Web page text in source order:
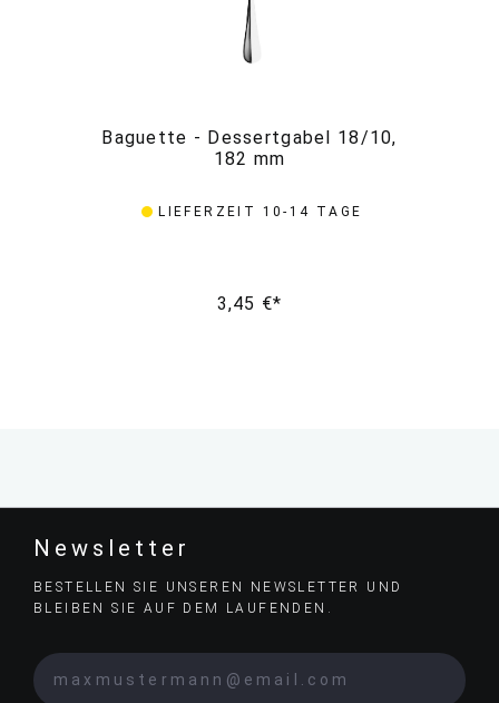
Baguette - Dessertgabel 18/10,
182 mm
LIEFERZEIT 10-14 TAGE
3,45 €*
Newsletter
BESTELLEN SIE UNSEREN NEWSLETTER UND
BLEIBEN SIE AUF DEM LAUFENDEN.